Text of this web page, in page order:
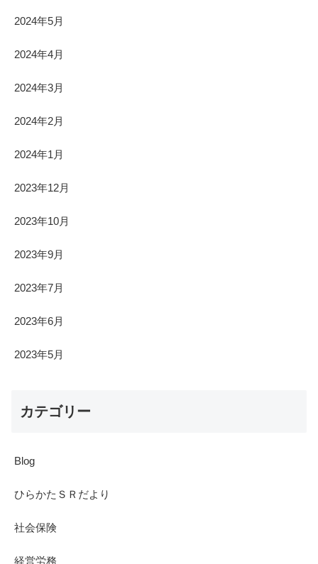
2024年5月
2024年4月
2024年3月
2024年2月
2024年1月
2023年12月
2023年10月
2023年9月
2023年7月
2023年6月
2023年5月
カテゴリー
Blog
ひらかたＳＲだより
社会保険
経営労務